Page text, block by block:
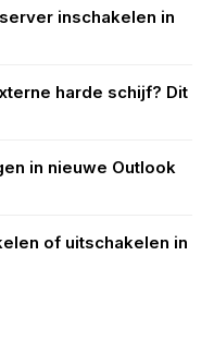
inschakelen in
harde schijf? Dit
in nieuwe Outlook
of uitschakelen in